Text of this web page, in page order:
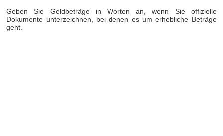
Geben Sie Geldbeträge in Worten an, wenn Sie offizielle
Dokumente unterzeichnen, bei denen es um erhebliche Beträge
geht.